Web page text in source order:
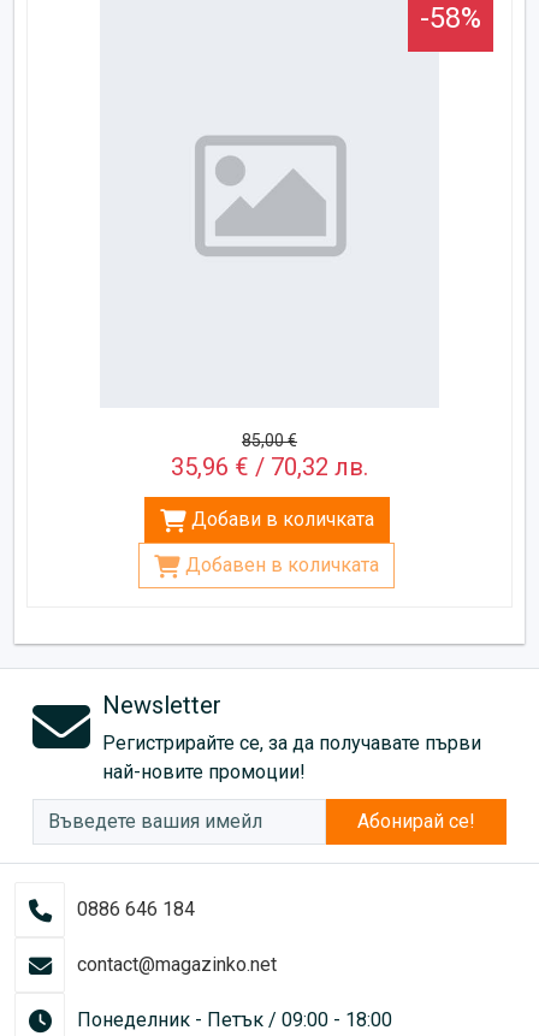
-58%
85,00 €
35,96 € / 70,32 лв.
Добави в количката
Добавен в количката
Newsletter
Регистрирайте се, за да получавате първи
най-новите промоции!
Абонирай се!
0886 646 184
contact@magazinko.net
Понеделник - Петък / 09:00 - 18:00